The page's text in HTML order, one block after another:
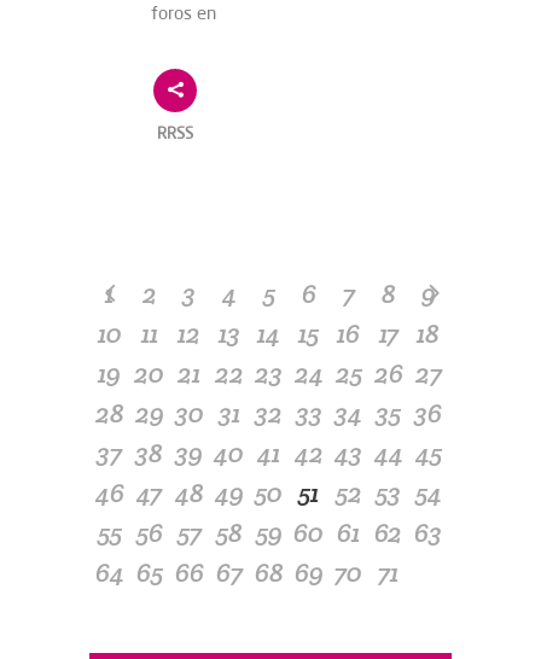
foros en
RRSS
1 2 3 4 5 6 7 8
9
10 11 12 13 14 15 16 17 18
19 20 21 22 23 24 25 26 27
28 29 30 31 32 33 34 35 36
37 38 39 40 41 42 43 44 45
46 47 48 49 50 51 52 53 54
55 56 57 58 59 60 61 62 63
64 65 66 67 68 69 70 71